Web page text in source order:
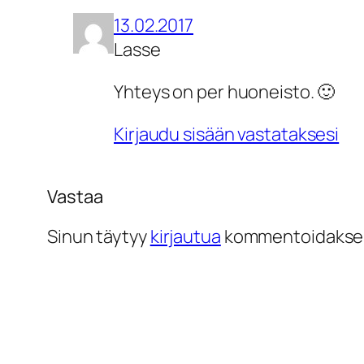
13.02.2017
Lasse
Yhteys on per huoneisto. 🙂
Kirjaudu sisään vastataksesi
Vastaa
Sinun täytyykirjautua